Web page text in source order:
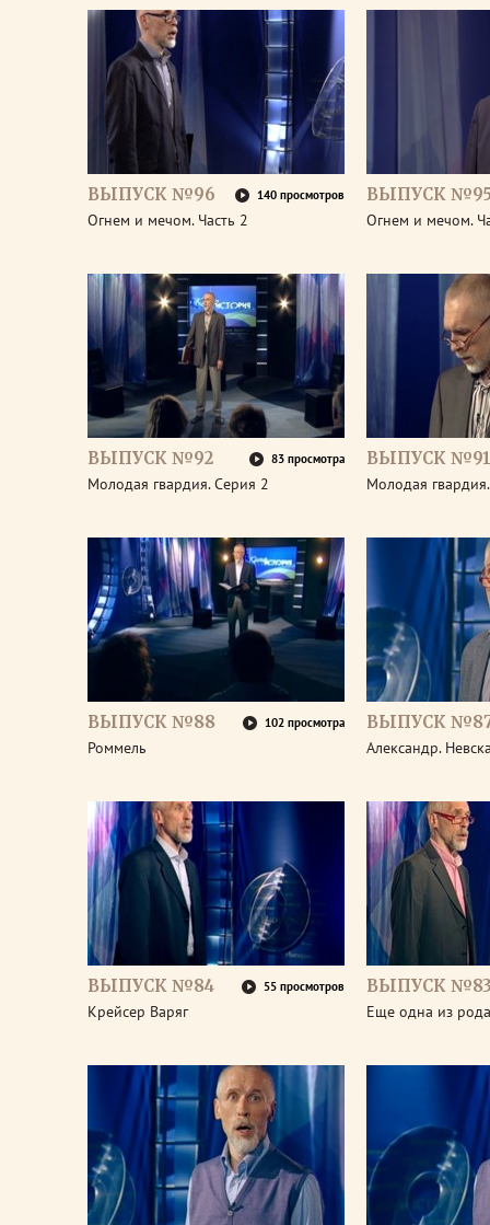
ВЫПУСК №96 140 просмотров
Огнем и мечом. Часть 2
ВЫПУСК
Огнем и мечом.
ВЫПУСК №92 83 просмотра
Молодая гвардия. Серия 2
ВЫПУСК №91
Молодая
ВЫПУСК №88 102 просмотра
Роммель
ВЫПУСК
Александр.
ВЫПУСК №84 55 просмотров
Крейсер Варяг
ВЫПУСК
Еще одна из